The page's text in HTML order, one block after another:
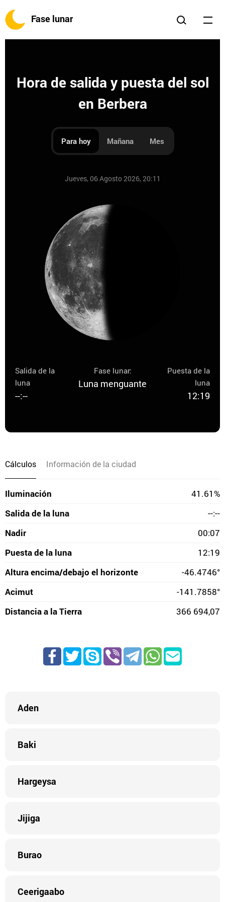
Fase lunar
Hora de salida y puesta del sol
en Berbera
Para hoy Mañana Mes
Jueves, 06 Agosto 2026, 20:11
Salida de la
luna
--:--
Fase lunar:
Luna menguante
Puesta de la
luna
12:19
Cálculos Información de la ciudad
Iluminación
41.61%
Salida de la luna
--:--
Nadir
00:07
Puesta de la luna
12:19
Altura encima/debajo el horizonte
-46.4746°
Acimut
-141.7858°
Distancia a la Tierra
366 694,07
Aden
Baki
Hargeysa
Jijiga
Burao
Ceerigaabo